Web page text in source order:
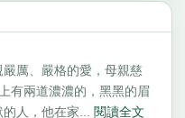
厲、嚴格的愛，母親慈
有兩道濃濃的，黑黑的眉
人，他在家... 閱讀全文